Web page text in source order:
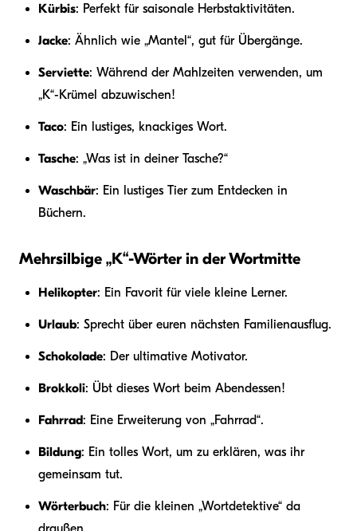
Kürbis: Perfekt für saisonale Herbstaktivitäten.
Jacke: Ähnlich wie „Mantel“, gut für Übergänge.
Serviette: Während der Mahlzeiten verwenden, um
„K“-Krümel abzuwischen!
Taco: Ein lustiges, knackiges Wort.
Tasche: „Was ist in deiner Tasche?“
Waschbär: Ein lustiges Tier zum Entdecken in
Büchern.
Mehrsilbige „K“-Wörter in der Wortmitte
Helikopter: Ein Favorit für viele kleine Lerner.
Urlaub: Sprecht über euren nächsten Familienausflug.
Schokolade: Der ultimative Motivator.
Brokkoli: Übt dieses Wort beim Abendessen!
Fahrrad: Eine Erweiterung von „Fahrrad“.
Bildung: Ein tolles Wort, um zu erklären, was ihr
gemeinsam tut.
Wörterbuch: Für die kleinen „Wortdetektive“ da